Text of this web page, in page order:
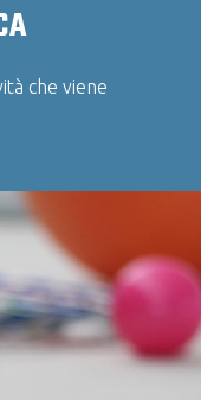
che viene